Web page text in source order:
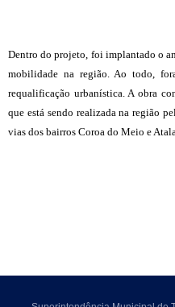
Dentro do projeto, foi implantado o
mobilidade na região. Ao todo,
requalificação urbanística. A obra
que está sendo realizada na região
vias dos bairros Coroa do Meio e